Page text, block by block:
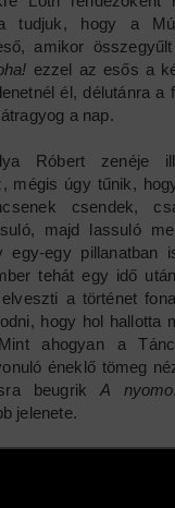
tudjuk, hogy a
amikor
ezzel az esős a
él, délutánra a
a nap.
Róbert zenéje
mégis úgy tűnik,
csendek,
majd lassuló
egy-egy pillanatban
tehát egy idő
a történet
hogy hol hallotta
ahogyan a
éneklő tömeg
beugrikA
jelenete.